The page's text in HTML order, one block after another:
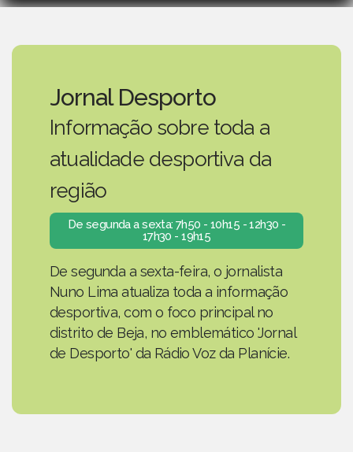
Jornal Desporto
Informação sobre toda a
atualidade desportiva da
região
De segunda a sexta: 7h50 - 10h15 - 12h30 -
17h30 - 19h15
De segunda a sexta-feira, o jornalista
Nuno Lima atualiza toda a informação
desportiva, com o foco principal no
distrito de Beja, no emblemático 'Jornal
de Desporto' da Rádio Voz da Planície.